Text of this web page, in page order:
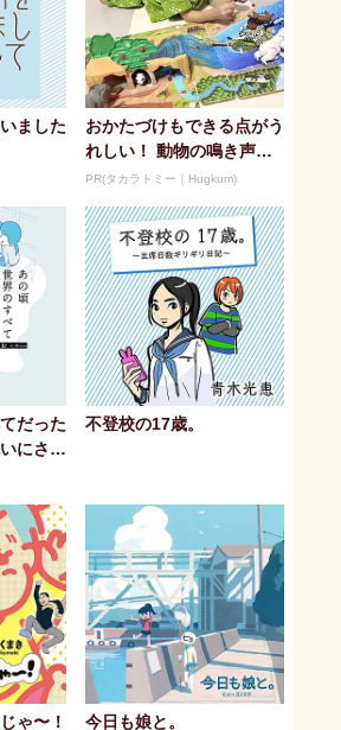
ました
おかたづけもできる点がう
れしい！ 動物の鳴き声や
セリフが盛りだくさんの
PR(タカラトミー｜Hugkum)
だった
にさよ
不登校の17歳。
ゃ〜！ 今日も娘と。